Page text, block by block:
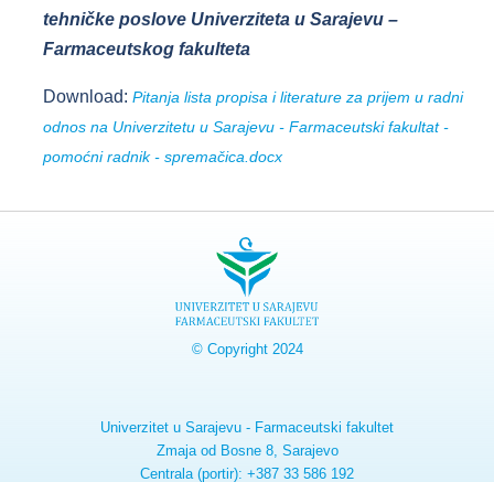
tehničke poslove Univerziteta u Sarajevu –
Farmaceutskog fakulteta
Download: Pitanja lista propisa i literature za prijem u radni
odnos na Univerzitetu u Sarajevu - Farmaceutski fakultat -
pomoćni radnik - spremačica.docx
© Copyright 2024
Univerzitet u Sarajevu - Farmaceutski fakultet
Zmaja od Bosne 8, Sarajevo
Centrala (portir): +387 33 586 192